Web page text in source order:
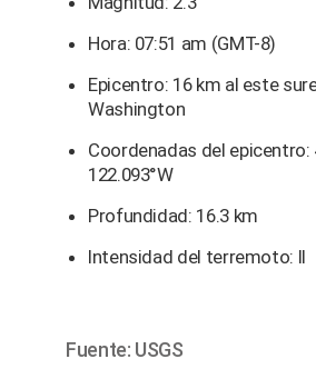
Hora: 07:51 am (GMT-8)
Epicentro: 16 km al este
Washington
Coordenadas del epicentro:
122.093°W
Profundidad: 16.3 km
Intensidad del terremoto: II
Fuente: USGS